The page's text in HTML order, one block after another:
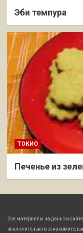
Эби темпура
ТОКИО
Печенье из
Все материалы на данном
исключительно в